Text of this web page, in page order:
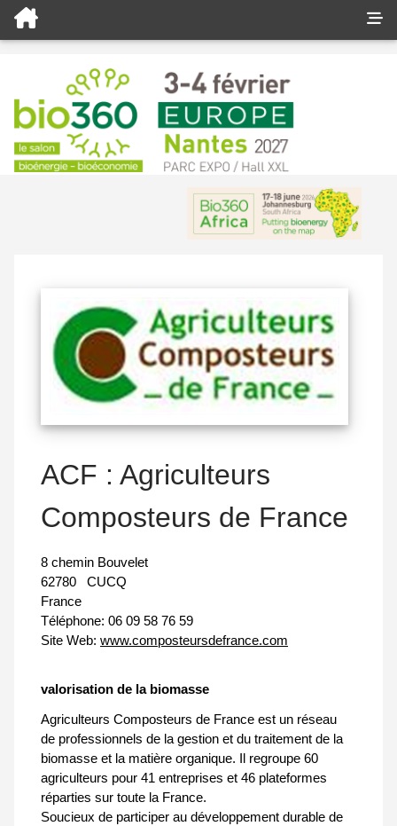
ACF : Agriculteurs
Composteurs de France
8 chemin Bouvelet
62780
CUCQ
France
Téléphone: 06 09 58 76 59
Site Web: www.composteursdefrance.com
valorisation de la biomasse
Agriculteurs Composteurs de France est un réseau
de professionnels de la gestion et du traitement de la
biomasse et la matière organique. Il regroupe 60
agriculteurs pour 41 entreprises et 46 plateformes
réparties sur toute la France.
Soucieux de participer au développement durable de